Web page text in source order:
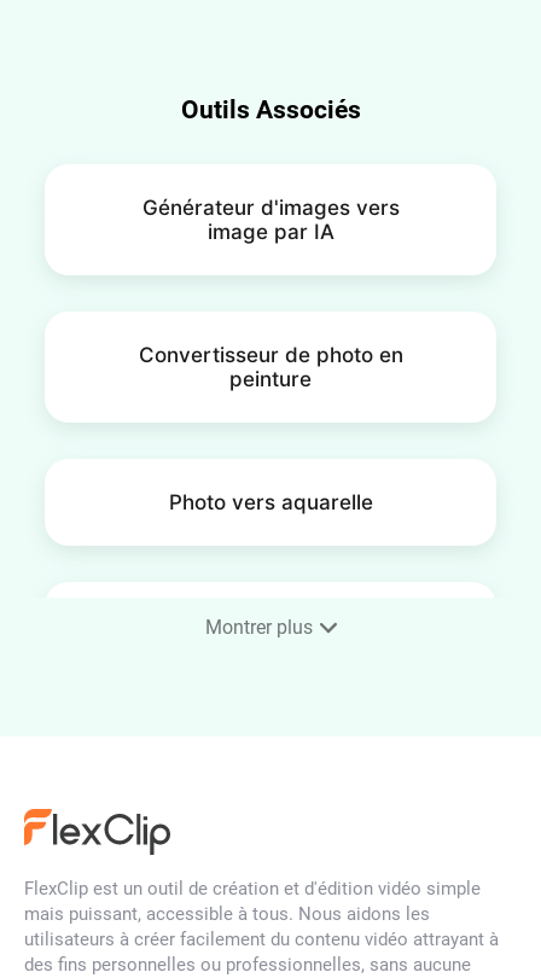
Outils Associés
Générateur d'images vers
image par IA
Convertisseur de photo en
peinture
Photo vers aquarelle
Convertir une photo en
Photo en style Ghibli
Montrer plus
FlexClip est un outil de création et d'édition vidéo simple
mais puissant, accessible à tous. Nous aidons les
utilisateurs à créer facilement du contenu vidéo attrayant à
des fins personnelles ou professionnelles, sans aucune